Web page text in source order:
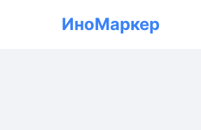
ИноМаркер